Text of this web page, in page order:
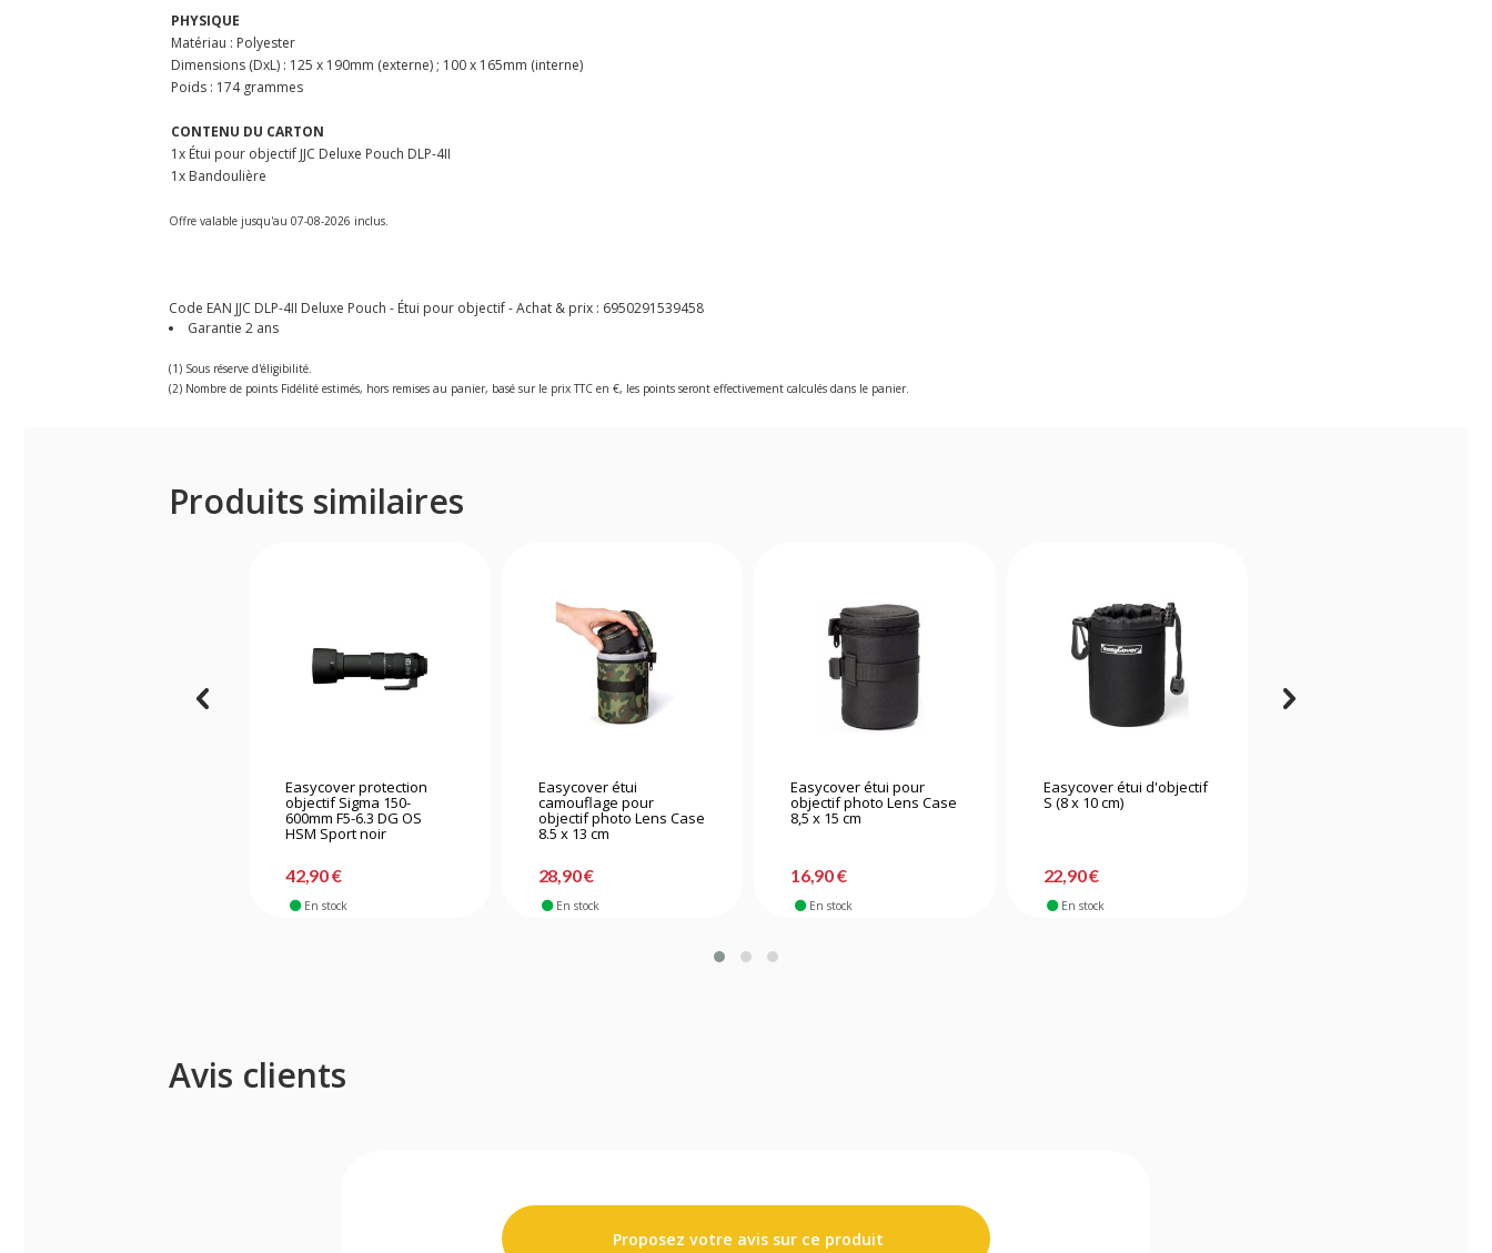
PHYSIQUE
Matériau : Polyester
Dimensions (DxL) : 125 x 190mm (externe) ; 100 x 165mm (interne)
Poids : 174 grammes
CONTENU DU CARTON
1x Étui pour objectif JJC Deluxe Pouch DLP-4II
1x Bandoulière
Offre valable jusqu'au 07-08-2026 inclus.
Code EAN JJC DLP-4II Deluxe Pouch - Étui pour objectif - Achat & prix : 6950291539458
Garantie 2 ans
(1) Sous réserve d'éligibilité.
(2) Nombre de points Fidélité estimés, hors remises au panier, basé sur le prix TTC en €, les points seront effectivement calculés dans le panier.
Produits similaires
Easycover protection
objectif Sigma 150-
600mm F5-6.3 DG OS
HSM Sport noir
42,90 €
En stock
Easycover étui
camouflage pour
objectif photo Lens Case
8.5 x 13 cm
28,90 €
En stock
Easycover étui pour
objectif photo Lens Case
8,5 x 15 cm
16,90 €
En stock
Easycover étui d'objectif
S (8 x 10 cm)
22,90 €
En stock
Avis clients
Proposez votre avis sur ce produit